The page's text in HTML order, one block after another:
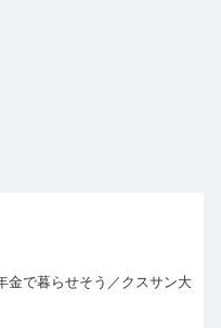
金で暮らせそう／クスサン大